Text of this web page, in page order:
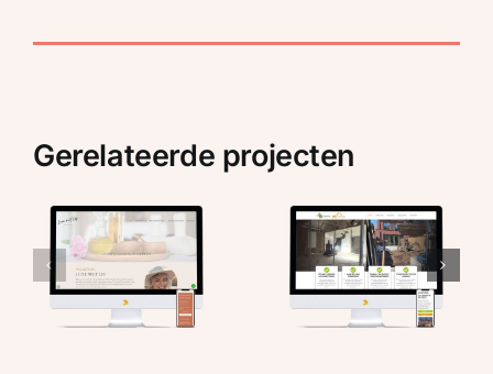
Gerelateerde projecten
BVST: Nieuwe
website en
drukwerk
Van Doormaal
ICT: Nieuwe
website